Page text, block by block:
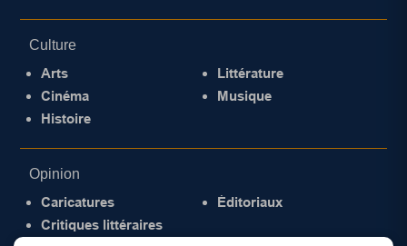
Culture
Arts
Cinéma
Histoire
Littérature
Musique
Opinion
Caricatures
Critiques littéraires
Éditoriaux